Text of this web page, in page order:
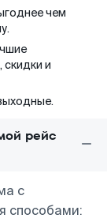
чем
и
рейс
с
способами: